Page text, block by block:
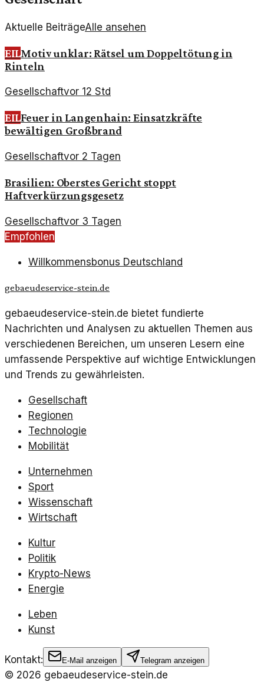
Aktuelle BeiträgeAlle ansehen
EILMotiv unklar: Rätsel um Doppeltötung in
Rinteln
Gesellschaftvor 12 Std
EILFeuer in Langenhain: Einsatzkräfte
bewältigen Großbrand
Gesellschaftvor 2 Tagen
Brasilien: Oberstes Gericht stoppt
Haftverkürzungsgesetz
Gesellschaftvor 3 Tagen
Empfohlen
Willkommensbonus Deutschland
gebaeudeservice-stein.de
gebaeudeservice-stein.de bietet fundierte
Nachrichten und Analysen zu aktuellen Themen aus
verschiedenen Bereichen, um unseren Lesern eine
umfassende Perspektive auf wichtige Entwicklungen
und Trends zu gewährleisten.
Gesellschaft
Regionen
Technologie
Mobilität
Unternehmen
Sport
Wissenschaft
Wirtschaft
Kultur
Politik
Krypto-News
Energie
Leben
Kunst
Kontakt: E-Mail anzeigen Telegram anzeigen
© 2026 gebaeudeservice-stein.de